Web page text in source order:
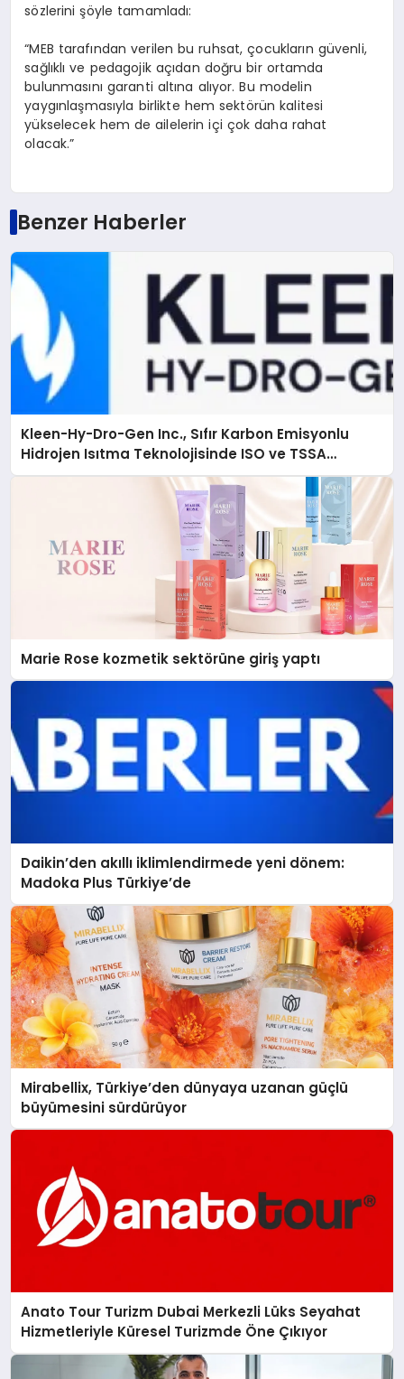
sözlerini şöyle tamamladı:
“MEB tarafından verilen bu ruhsat, çocukların güvenli,
sağlıklı ve pedagojik açıdan doğru bir ortamda
bulunmasını garanti altına alıyor. Bu modelin
yaygınlaşmasıyla birlikte hem sektörün kalitesi
yükselecek hem de ailelerin içi çok daha rahat
olacak.”
Benzer Haberler
Kleen-Hy-Dro-Gen Inc., Sıfır Karbon Emisyonlu
Hidrojen Isıtma Teknolojisinde ISO ve TSSA
Düzenleyici Onaylarını Aldı
Marie Rose kozmetik sektörüne giriş yaptı
Daikin’den akıllı iklimlendirmede yeni dönem:
Madoka Plus Türkiye’de
Mirabellix, Türkiye’den dünyaya uzanan güçlü
büyümesini sürdürüyor
Anato Tour Turizm Dubai Merkezli Lüks Seyahat
Hizmetleriyle Küresel Turizmde Öne Çıkıyor